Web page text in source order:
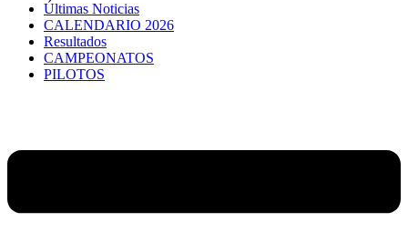
Últimas Noticias
CALENDARIO 2026
Resultados
CAMPEONATOS
PILOTOS